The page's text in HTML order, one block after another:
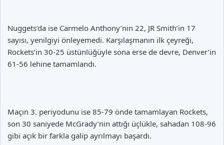
Nuggets’da ise Carmelo Anthony’nin 22, JR Smith’in 17
sayısı, yenilgiyi önleyemedi. Karşılaşmanın ilk çeyreği,
Rockets’in 30-25 üstünlüğüyle sona erse de devre, Denver’in
61-56 lehine tamamlandı.
Maçın 3. periyodunu ise 85-79 önde tamamlayan Rockets,
son 30 saniyede McGrady’nin attığı üçlükle, sahadan 108-96
gibi açık bir farkla galip ayrılmayı başardı.